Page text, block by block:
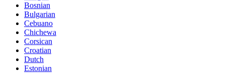
Bosnian
Bulgarian
Cebuano
Chichewa
Corsican
Croatian
Dutch
Estonian